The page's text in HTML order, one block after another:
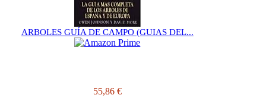
ARBOLES GUÍA DE CAMPO (GUIAS DEL...
55,86 €